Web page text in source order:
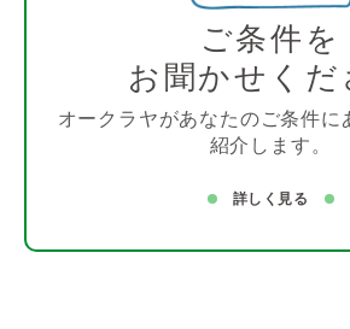
ご条件を
お聞かせくだ
オークラヤがあなたのご条件に
紹介します。
詳しく見る